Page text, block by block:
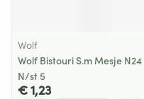
Wolf
Wolf Bistouri S.m Mesje N24
N/st 5
€ 1,23